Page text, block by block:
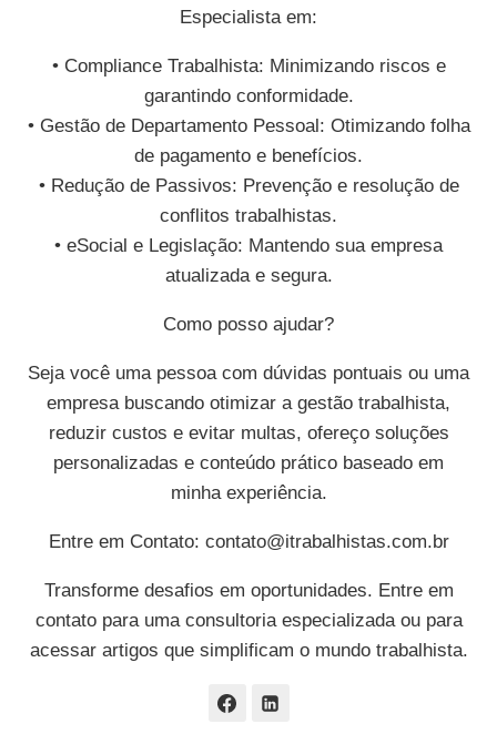
Especialista em:
• Compliance Trabalhista: Minimizando riscos e
garantindo conformidade.
• Gestão de Departamento Pessoal: Otimizando folha
de pagamento e benefícios.
• Redução de Passivos: Prevenção e resolução de
conflitos trabalhistas.
• eSocial e Legislação: Mantendo sua empresa
atualizada e segura.
Como posso ajudar?
Seja você uma pessoa com dúvidas pontuais ou uma
empresa buscando otimizar a gestão trabalhista,
reduzir custos e evitar multas, ofereço soluções
personalizadas e conteúdo prático baseado em
minha experiência.
Entre em Contato: contato@itrabalhistas.com.br
Transforme desafios em oportunidades. Entre em
contato para uma consultoria especializada ou para
acessar artigos que simplificam o mundo trabalhista.